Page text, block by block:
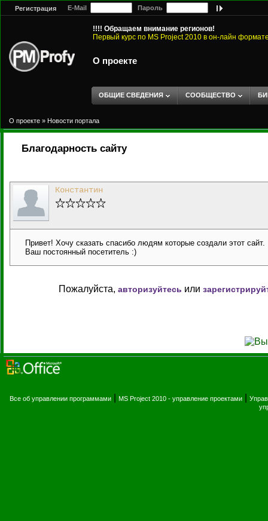
Регистрация E-Mail Пароль
!!!! Обращаем внимание регионов!
Первый курс по MS Project 2010 в он-лайн
О проекте
ОБЩИЕ СВЕДЕНИЯ СООБЩЕСТВО
О проекте » Новости портала
Благодарность сайту
Константин
Привет! Хочу сказать спасибо людям которые создали этот
Ваш постоянный посетитель :)
Пожалуйста, авторизуйтесь или
Все об управлении программами MS Project 2010 - управление проектами